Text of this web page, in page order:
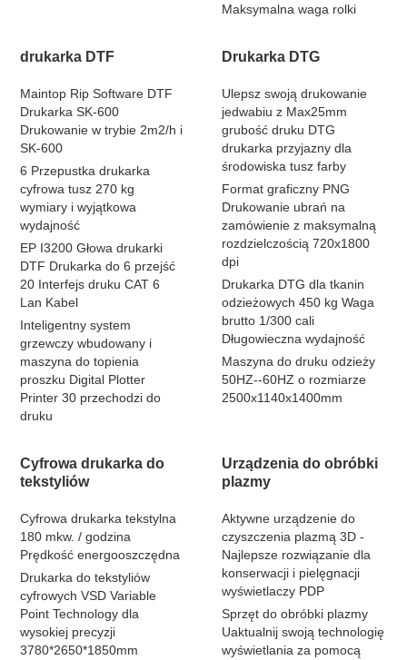
Maksymalna waga rolki
drukarka DTF
Maintop Rip Software DTF
Drukarka SK-600
Drukowanie w trybie 2m2/h i
SK-600
6 Przepustka drukarka
cyfrowa tusz 270 kg
wymiary i wyjątkowa
wydajność
EP I3200 Głowa drukarki
DTF Drukarka do 6 przejść
20 Interfejs druku CAT 6
Lan Kabel
Inteligentny system
grzewczy wbudowany i
maszyna do topienia
proszku Digital Plotter
Printer 30 przechodzi do
druku
Drukarka DTG
Ulepsz swoją drukowanie
jedwabiu z Max25mm
grubość druku DTG
drukarka przyjazny dla
środowiska tusz farby
Format graficzny PNG
Drukowanie ubrań na
zamówienie z maksymalną
rozdzielczością 720x1800
dpi
Drukarka DTG dla tkanin
odzieżowych 450 kg Waga
brutto 1/300 cali
Długowieczna wydajność
Maszyna do druku odzieży
50HZ--60HZ o rozmiarze
2500x1140x1400mm
Cyfrowa drukarka do
tekstyliów
Cyfrowa drukarka tekstylna
180 mkw. / godzina
Prędkość energooszczędna
Drukarka do tekstyliów
cyfrowych VSD Variable
Point Technology dla
wysokiej precyzji
3780*2650*1850mm
Urządzenia do obróbki
plazmy
Aktywne urządzenie do
czyszczenia plazmą 3D -
Najlepsze rozwiązanie dla
konserwacji i pielęgnacji
wyświetlaczy PDP
Sprzęt do obróbki plazmy
Uaktualnij swoją technologię
wyświetlania za pomocą